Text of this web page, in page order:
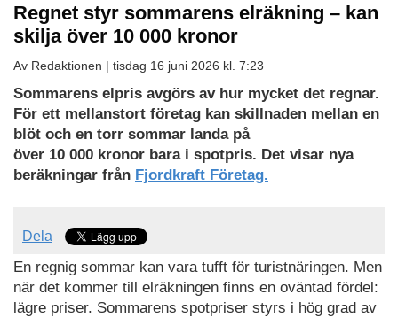
Regnet styr sommarens elräkning – kan
skilja över 10 000 kronor
Av Redaktionen | tisdag 16 juni 2026 kl. 7:23
Sommarens elpris avgörs av hur mycket det regnar.
För ett mellanstort företag kan skillnaden mellan en
blöt och en torr sommar landa på
över 10 000 kronor bara i spotpris. Det visar nya
beräkningar från Fjordkraft Företag.
Dela
En regnig sommar kan vara tufft för turistnäringen. Men
när det kommer till elräkningen finns en oväntad fördel:
lägre priser. Sommarens spotpriser styrs i hög grad av